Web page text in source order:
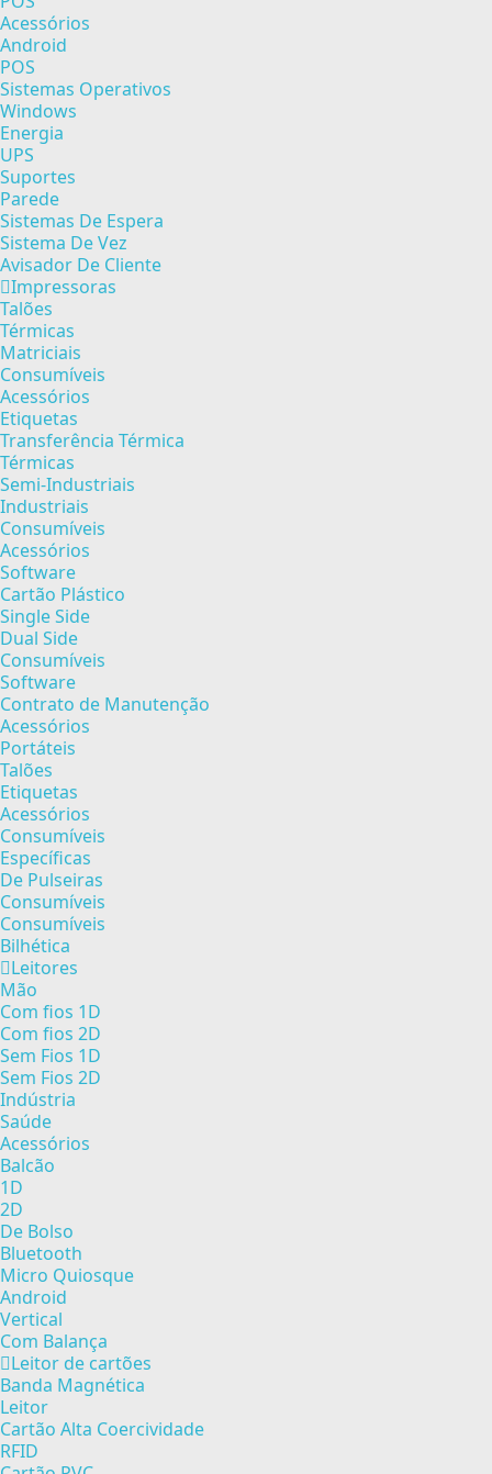
Acessórios
Android
POS
Sistemas Operativos
Windows
Energia
UPS
Suportes
Parede
Sistemas De Espera
Sistema De Vez
Avisador De Cliente
Impressoras
Talões
Térmicas
Matriciais
Consumíveis
Acessórios
Etiquetas
Transferência Térmica
Térmicas
Semi-Industriais
Industriais
Consumíveis
Acessórios
Software
Cartão Plástico
Single Side
Dual Side
Consumíveis
Software
Contrato de Manutenção
Acessórios
Portáteis
Talões
Etiquetas
Acessórios
Consumíveis
Específicas
De Pulseiras
Consumíveis
Consumíveis
Bilhética
Leitores
Mão
Com fios 1D
Com fios 2D
Sem Fios 1D
Sem Fios 2D
Indústria
Saúde
Acessórios
Balcão
1D
2D
De Bolso
Bluetooth
Micro Quiosque
Android
Vertical
Com Balança
Leitor de cartões
Banda Magnética
Leitor
Cartão Alta Coercividade
RFID